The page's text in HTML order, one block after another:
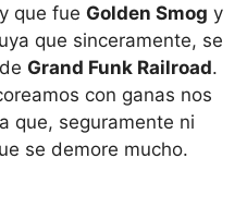
que fue Golden Smog y
que sinceramente, se
Grand Funk Railroad.
con ganas nos
que, seguramente ni
se demore mucho.